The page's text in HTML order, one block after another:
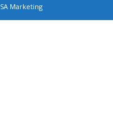
SA Marketing